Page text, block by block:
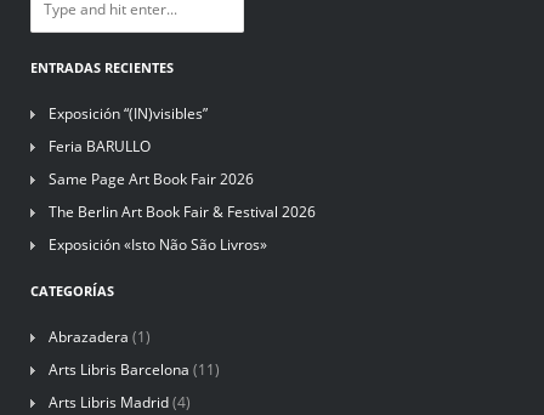
ENTRADAS RECIENTES
Exposición “(IN)visibles”
Feria BARULLO
Same Page Art Book Fair 2026
The Berlin Art Book Fair & Festival 2026
Exposición «Isto Não São Livros»
CATEGORÍAS
Abrazadera (1)
Arts Libris Barcelona (11)
Arts Libris Madrid(4)